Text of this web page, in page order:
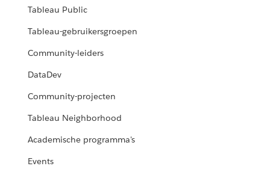
Tableau Public
Tableau-gebruikersgroepen
Community-leiders
DataDev
Community-projecten
Tableau Neighborhood
Academische programma's
Events